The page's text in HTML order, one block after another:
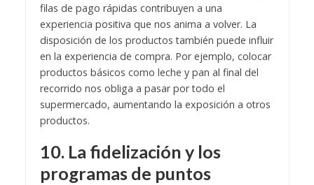
filas de pago rápidas contribuyen a una
experiencia positiva que nos anima a volver. La
disposición de los productos también puede influir
en la experiencia de compra. Por ejemplo, colocar
productos básicos como leche y pan al final del
recorrido nos obliga a pasar por todo el
supermercado, aumentando la exposición a otros
productos.
10. La fidelización y los
programas de puntos